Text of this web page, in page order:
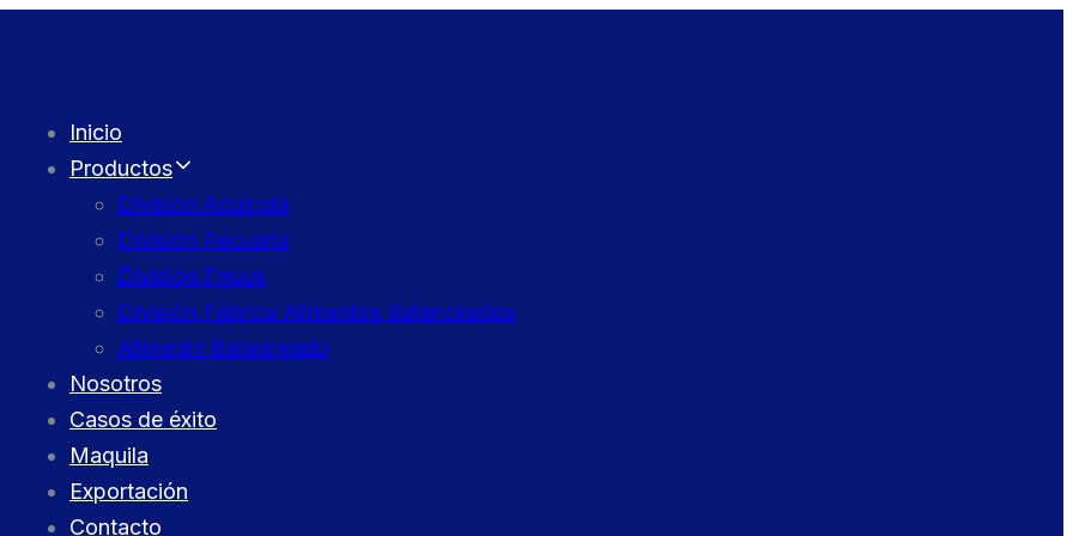
Inicio
Productos
División Acuícola
División Pecuaria
División Equus
División Fábrica Alimentos Balanceados
Alimento Balanceado
Nosotros
Casos de éxito
Maquila
Exportación
Contacto